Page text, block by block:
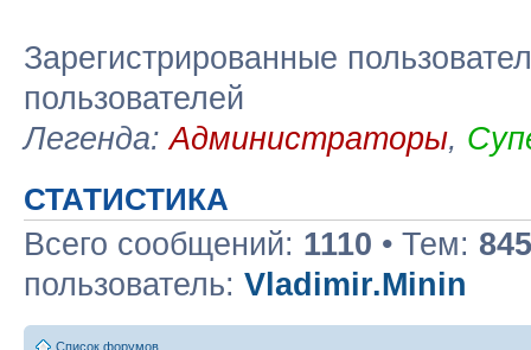
Зарегистрированные
пользователей
Легенда:Администраторы,
СТАТИСТИКА
Всего сообщений: 1110 • Тем: 845
пользователь: Vladimir.Minin
Список форумов